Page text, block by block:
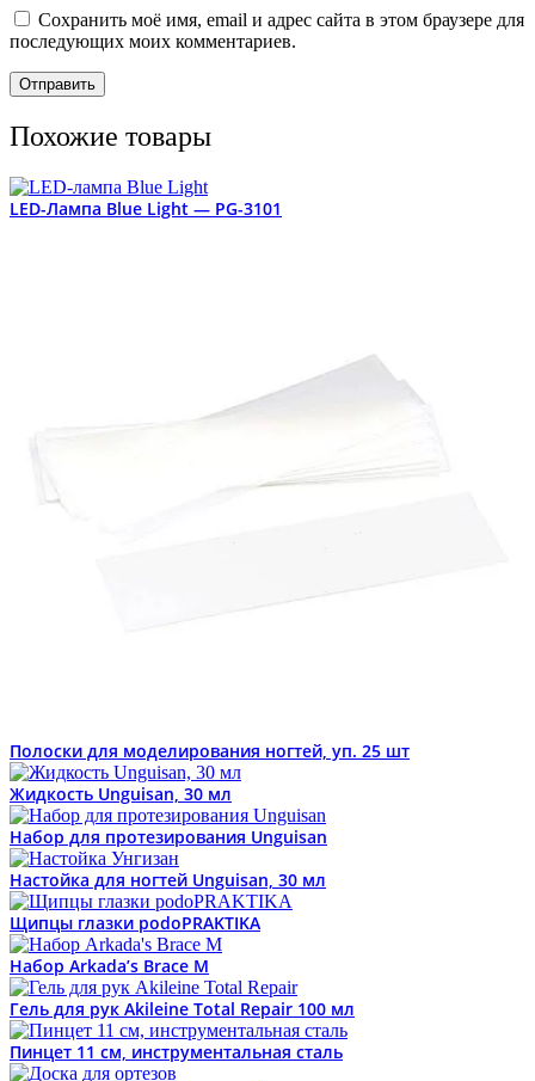
Сохранить моё имя, email и адрес сайта в этом браузере для
последующих моих комментариев.
Похожие товары
LED-Лампа Blue Light — PG-3101
Полоски для моделирования ногтей, уп. 25 шт
Жидкость Unguisan, 30 мл
Набор для протезирования Unguisan
Настойка для ногтей Unguisan, 30 мл
Щипцы глазки podoPRAKTIKA
Набор Arkada’s Brace M
Гель для рук Akileine Total Repair 100 мл
Пинцет 11 см, инструментальная сталь